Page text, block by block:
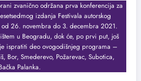
zvanično održana prva konferencija za
izdanja Festivala autorskog
26. novembra do 3. decembra 2021.
u Beogradu, dok će, po prvi put, još
ispratiti deo ovogodišnjeg programa –
Bor, Smederevo, Požarevac, Subotica,
Palanka.